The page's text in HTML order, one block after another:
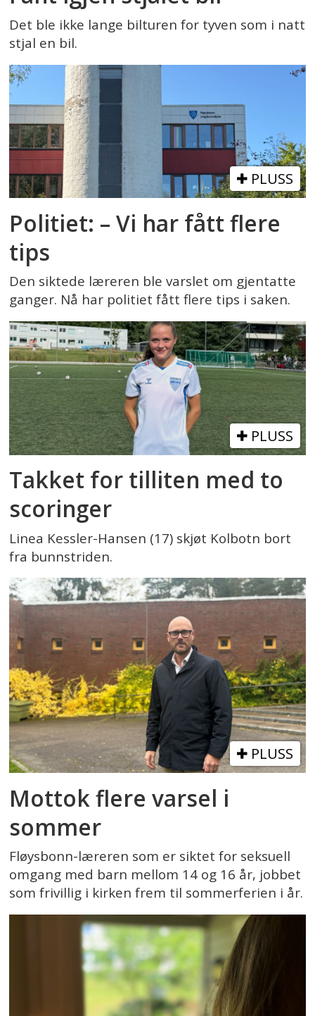
Det ble ikke lange bilturen for tyven som i natt
stjal en bil.
PLUSS
Politiet: – Vi har fått flere
tips
Den siktede læreren ble varslet om gjentatte
ganger. Nå har politiet fått flere tips i saken.
PLUSS
Takket for tilliten med to
scoringer
Linea Kessler-Hansen (17) skjøt Kolbotn bort
fra bunnstriden.
PLUSS
Mottok flere varsel i
sommer
Fløysbonn-læreren som er siktet for seksuell
omgang med barn mellom 14 og 16 år, jobbet
som frivillig i kirken frem til sommerferien i år.